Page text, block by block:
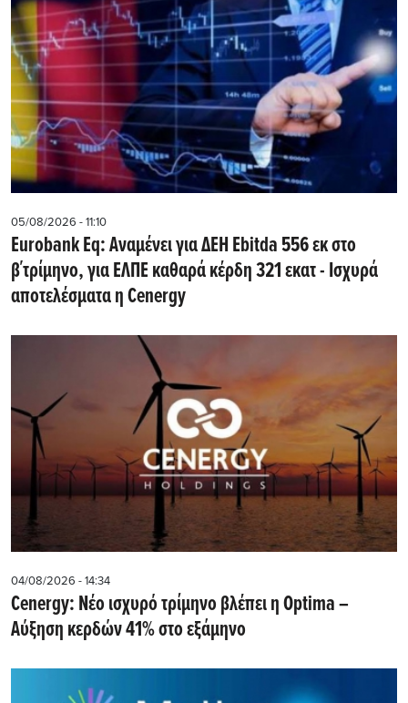
05/08/2026 - 11:10
Eurobank Eq: Αναμένει για ΔΕΗ Εbitda 556 εκ στο
β΄τρίμηνο, για ΕΛΠΕ καθαρά κέρδη 321 εκατ - Ισχυρά
αποτελέσματα η Cenergy
04/08/2026 - 14:34
Cenergy: Νέο ισχυρό τρίμηνο βλέπει η Optima –
Αύξηση κερδών 41% στο εξάμηνο